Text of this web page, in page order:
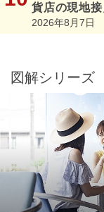
貨店の現地
2026年8月7日
図解シリーズ